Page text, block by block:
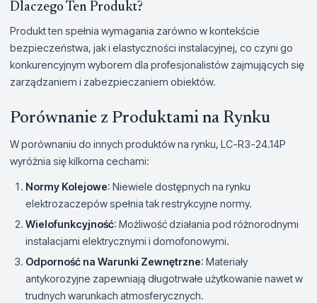
Dlaczego Ten Produkt?
Produkt ten spełnia wymagania zarówno w kontekście
bezpieczeństwa, jak i elastyczności instalacyjnej, co czyni go
konkurencyjnym wyborem dla profesjonalistów zajmujących się
zarządzaniem i zabezpieczaniem obiektów.
Porównanie z Produktami na Rynku
W porównaniu do innych produktów na rynku, LC-R3-24.14P
wyróżnia się kilkoma cechami:
Normy Kolejowe: Niewiele dostępnych na rynku
elektrozaczepów spełnia tak restrykcyjne normy.
Wielofunkcyjność: Możliwość działania pod różnorodnymi
instalacjami elektrycznymi i domofonowymi.
Odporność na Warunki Zewnętrzne: Materiały
antykorozyjne zapewniają długotrwałe użytkowanie nawet w
trudnych warunkach atmosferycznych.